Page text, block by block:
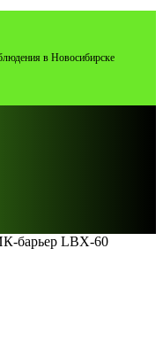
в Новосибирске
барьер LBX-60